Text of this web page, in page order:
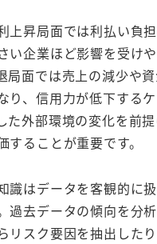
上昇局面では利払い負担
い企業ほど影響を受け
局面では売上の減少や
り、信用力が低下する
た外部環境の変化を前
することが重要です。
識はデータを客観的に
過去データの傾向を分析
リスク要因を抽出した